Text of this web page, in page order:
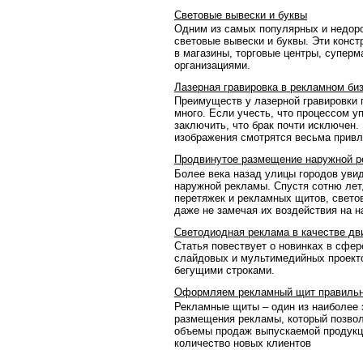
Световые вывески и буквы
Одним из самых популярных и
световые вывески и буквы. Эти
в магазины, торговые центры,
организациями.
Лазерная гравировка в рекламном
Преимуществ у лазерной гравировки
много. Если учесть, что процессом
заключить, что брак почти
изображения смотрятся весьма
Продвинутое размещение наружной
Более века назад улицы городов
наружной рекламы. Спустя сотню
перетяжек и рекламных щитов,
даже не замечая их воздействия на
Светодиодная реклама в качестве
Статья повествует о новинках в
слайдовых и мультимедийных
бегущими строками.
Оформляем рекламный щит
Рекламные щиты – один из
размещения рекламы, который
объемы продаж выпускаемой
количество новых клиентов